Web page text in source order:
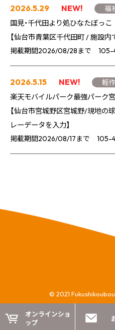
オンラインショ
ップ
2026.5.29 NEW!
福
国見・千代田より処ひなたぼっこ
【仙台市青葉区千代田町 / 施設内
掲載期間2026/08/28まで 105-
2026.5.15 NEW! 軽
楽天モバイルパーク最強パーク
【仙台市宮城野区宮城野/現地の
レーデータを入力】
掲載期間2026/08/17まで 105-
© 2021